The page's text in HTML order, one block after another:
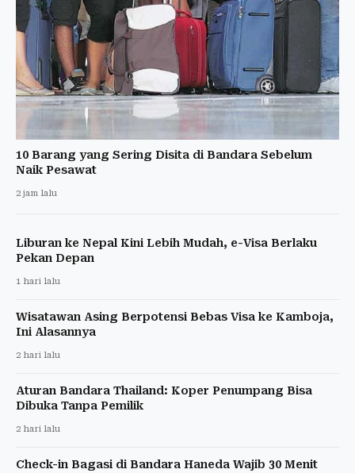
10 Barang yang Sering Disita di Bandara Sebelum
Naik Pesawat
2 jam lalu
Liburan ke Nepal Kini Lebih Mudah, e-Visa Berlaku
Pekan Depan
1 hari lalu
Wisatawan Asing Berpotensi Bebas Visa ke Kamboja,
Ini Alasannya
2 hari lalu
Aturan Bandara Thailand: Koper Penumpang Bisa
Dibuka Tanpa Pemilik
2 hari lalu
Check-in Bagasi di Bandara Haneda Wajib 30 Menit